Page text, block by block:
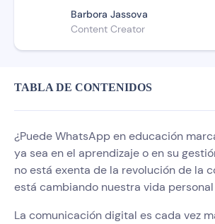
Barbora Jassova
Content Creator
TABLA DE CONTENIDOS
¿Puede WhatsApp en educación
ya sea en el aprendizaje o en su
no está exenta de la revolución de la
está cambiando nuestra vida
La comunicación digital es cada vez